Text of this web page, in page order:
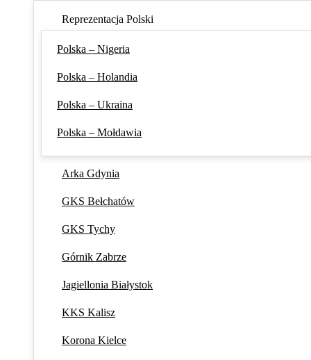
Reprezentacja Polski
Polska – Nigeria
Polska – Holandia
Polska – Ukraina
Polska – Mołdawia
Arka Gdynia
GKS Bełchatów
GKS Tychy
Górnik Zabrze
Jagiellonia Białystok
KKS Kalisz
Korona Kielce